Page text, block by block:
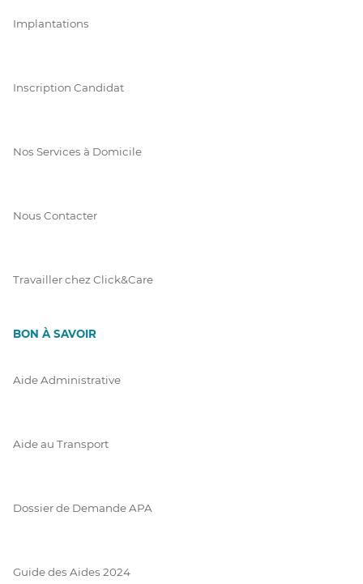
Implantations
Inscription Candidat
Nos Services à Domicile
Nous Contacter
Travailler chez Click&Care
BON À SAVOIR
Aide Administrative
Aide au Transport
Dossier de Demande APA
Guide des Aides 2024